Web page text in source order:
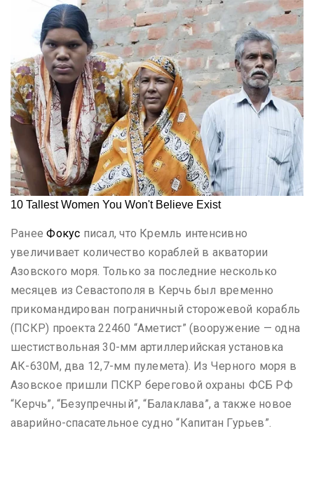
РанееФокус писал, что Кремль интенсивно
увеличивает количество кораблей в акватории
Азовского моря. Только за последние несколько
месяцев из Севастополя в Керчь был временно
прикомандирован пограничный сторожевой корабль
(ПСКР) проекта 22460 “Аметист” (вооружение — одна
шестиствольная 30-мм артиллерийская установка
АК-630М, два 12,7-мм пулемета). Из Черного моря в
Азовское пришли ПСКР береговой охраны ФСБ РФ
“Керчь”, “Безупречный”, “Балаклава”, а также новое
аварийно-спасательное судно “Капитан Гурьев”.